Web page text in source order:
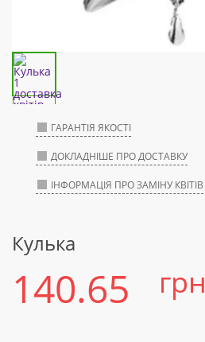
ГАРАНТІЯ ЯКОСТІ
ДОКЛАДНІШЕ ПРО ДОСТАВКУ
ІНФОРМАЦІЯ ПРО ЗАМІНУ КВІТІВ
Кулька
140.65 грн